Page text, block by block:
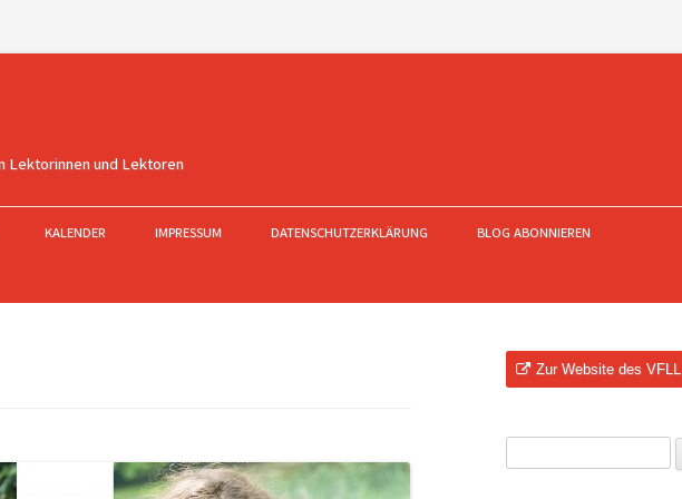
Lektorinnen und Lektoren
KALENDER IMPRESSUM DATENSCHUTZERKLÄRUNG BLOG ABONNIEREN
Zur Website des VFLL